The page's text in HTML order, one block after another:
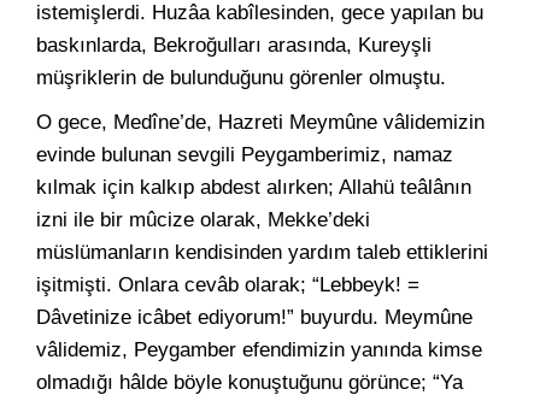
istemişlerdi. Huzâa kabîlesinden, gece yapılan bu
baskınlarda, Bekroğulları arasında, Kureyşli
müşriklerin de bulunduğunu görenler olmuştu.
O gece, Medîne’de, Hazreti Meymûne vâlidemizin
evinde bulunan sevgili Peygamberimiz, namaz
kılmak için kalkıp abdest alırken; Allahü teâlânın
izni ile bir mûcize olarak, Mekke’deki
müslümanların kendisinden yardım taleb ettiklerini
işitmişti. Onlara cevâb olarak; “Lebbeyk! =
Dâvetinize icâbet ediyorum!” buyurdu. Meymûne
vâlidemiz, Peygamber efendimizin yanında kimse
olmadığı hâlde böyle konuştuğunu görünce; “Ya